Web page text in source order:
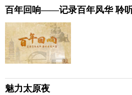
百年回响——记录百年风华 聆
魅力太原夜